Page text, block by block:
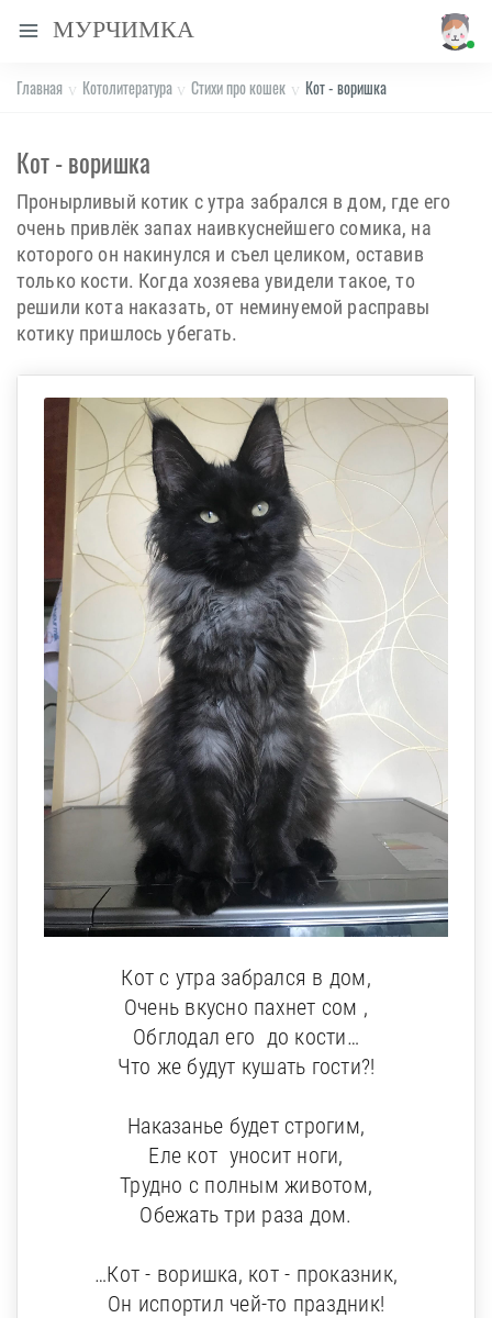
МУРЧИМКА
Главная Котолитература Стихи про кошек Кот - воришка
Кот - воришка
Пронырливый котик с утра забрался в дом, где его
очень привлёк запах наивкуснейшего сомика, на
которого он накинулся и съел целиком, оставив
только кости. Когда хозяева увидели такое, то
решили кота наказать, от неминуемой расправы
котику пришлось убегать.
Кот с утра забрался в дом,
Очень вкусно пахнет сом ,
Обглодал его до кости…
Что же будут кушать гости?!
Наказанье будет строгим,
Еле кот уносит ноги,
Трудно с полным животом,
Обежать три раза дом.
…Кот - воришка, кот - проказник,
Он испортил чей-то праздник!